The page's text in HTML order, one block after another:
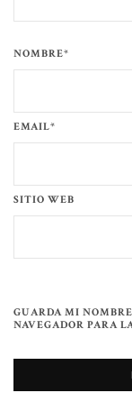
NOMBRE*
EMAIL*
SITIO WEB
GUARDA MI
NAVEGADOR PARA